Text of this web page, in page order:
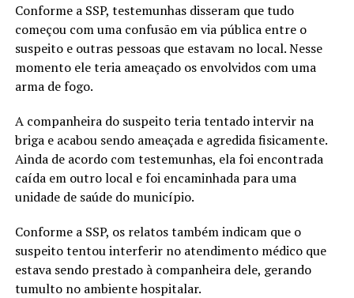
Conforme a SSP, testemunhas disseram que tudo
começou com uma confusão em via pública entre o
suspeito e outras pessoas que estavam no local. Nesse
momento ele teria ameaçado os envolvidos com uma
arma de fogo.
A companheira do suspeito teria tentado intervir na
briga e acabou sendo ameaçada e agredida fisicamente.
Ainda de acordo com testemunhas, ela foi encontrada
caída em outro local e foi encaminhada para uma
unidade de saúde do município.
Conforme a SSP, os relatos também indicam que o
suspeito tentou interferir no atendimento médico que
estava sendo prestado à companheira dele, gerando
tumulto no ambiente hospitalar.